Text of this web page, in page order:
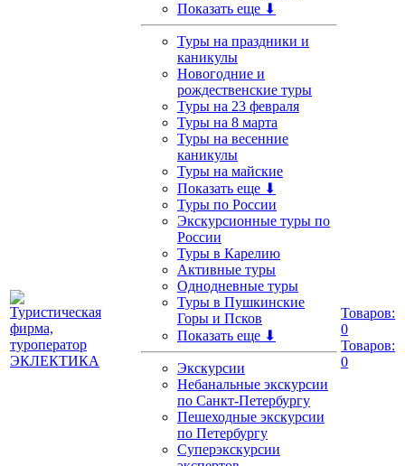
Показать еще ⬇
Туры на праздники и
каникулы
Новогодние и
рождественские туры
Туры на 23 февраля
Туры на 8 марта
Туры на весенние
каникулы
Туры на майские
Показать еще ⬇
Туры по России
Экскурсионные туры по
России
Туры в Карелию
Активные туры
Однодневные туры
Туры в Пушкинские
Горы и Псков
Показать еще ⬇
Экскурсии
Небанальные экскурсии
по Санкт-Петербургу
Пешеходные экскурсии
по Петербургу
Суперэкскурсии
Товаров:
0
Товаров:
0